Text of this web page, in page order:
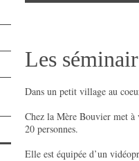
Les
Dans un petit village au
Chez la Mère Bouvier met
20 personnes.
Elle est équipée d’un